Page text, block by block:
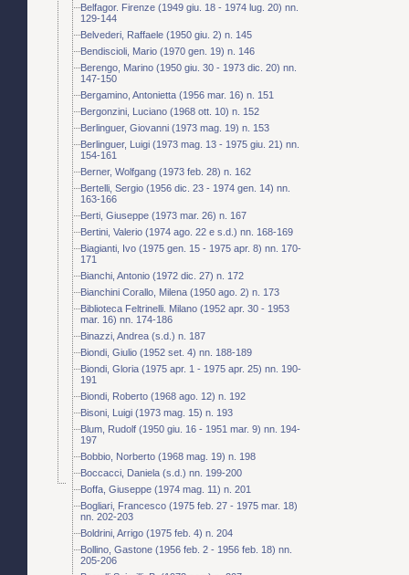
Belfagor. Firenze (1949 giu. 18 - 1974 lug. 20) nn.
129-144
Belvederi, Raffaele (1950 giu. 2) n. 145
Bendiscioli, Mario (1970 gen. 19) n. 146
Berengo, Marino (1950 giu. 30 - 1973 dic. 20) nn.
147-150
Bergamino, Antonietta (1956 mar. 16) n. 151
Bergonzini, Luciano (1968 ott. 10) n. 152
Berlinguer, Giovanni (1973 mag. 19) n. 153
Berlinguer, Luigi (1973 mag. 13 - 1975 giu. 21) nn.
154-161
Berner, Wolfgang (1973 feb. 28) n. 162
Bertelli, Sergio (1956 dic. 23 - 1974 gen. 14) nn.
163-166
Berti, Giuseppe (1973 mar. 26) n. 167
Bertini, Valerio (1974 ago. 22 e s.d.) nn. 168-169
Biagianti, Ivo (1975 gen. 15 - 1975 apr. 8) nn. 170-
171
Bianchi, Antonio (1972 dic. 27) n. 172
Bianchini Corallo, Milena (1950 ago. 2) n. 173
Biblioteca Feltrinelli. Milano (1952 apr. 30 - 1953
mar. 16) nn. 174-186
Binazzi, Andrea (s.d.) n. 187
Biondi, Giulio (1952 set. 4) nn. 188-189
Biondi, Gloria (1975 apr. 1 - 1975 apr. 25) nn. 190-
191
Biondi, Roberto (1968 ago. 12) n. 192
Bisoni, Luigi (1973 mag. 15) n. 193
Blum, Rudolf (1950 giu. 16 - 1951 mar. 9) nn. 194-
197
Bobbio, Norberto (1968 mag. 19) n. 198
Boccacci, Daniela (s.d.) nn. 199-200
Boffa, Giuseppe (1974 mag. 11) n. 201
Bogliari, Francesco (1975 feb. 27 - 1975 mar. 18)
nn. 202-203
Boldrini, Arrigo (1975 feb. 4) n. 204
Bollino, Gastone (1956 feb. 2 - 1956 feb. 18) nn.
205-206